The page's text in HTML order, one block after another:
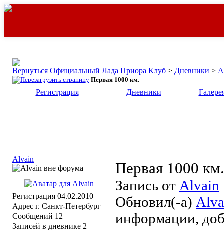
Официальный Лада Приора Клуб > Дневники >
Первая 1000 км.
Регистрация Дневники
Первая 1000 км.
Запись от Alvain
Обновил(-а)
информации,
Alvain
Регистрация 04.02.2010
Адрес г. Санкт-Петербург
Сообщений 12
Записей в дневнике 2